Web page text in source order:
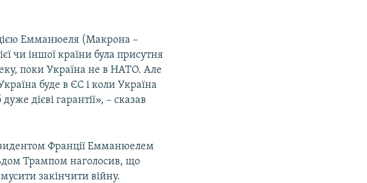
Емманюеля (Макрона –
чи іншої країни була присутня
поки Україна не в НАТО. Але
буде в ЄС і коли Україна
дієві гарантії», – сказав
Франції Емманюелем
Трампом наголосив, що
закінчити війну.